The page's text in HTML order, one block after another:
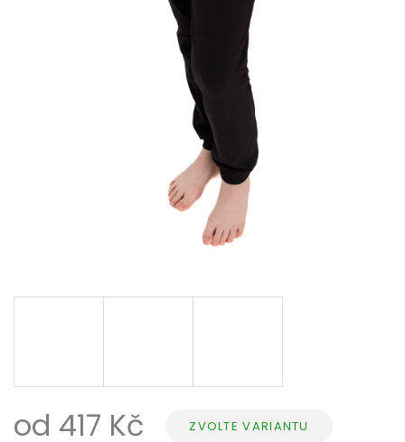
od 417 Kč ZVOLTE VARIANTU